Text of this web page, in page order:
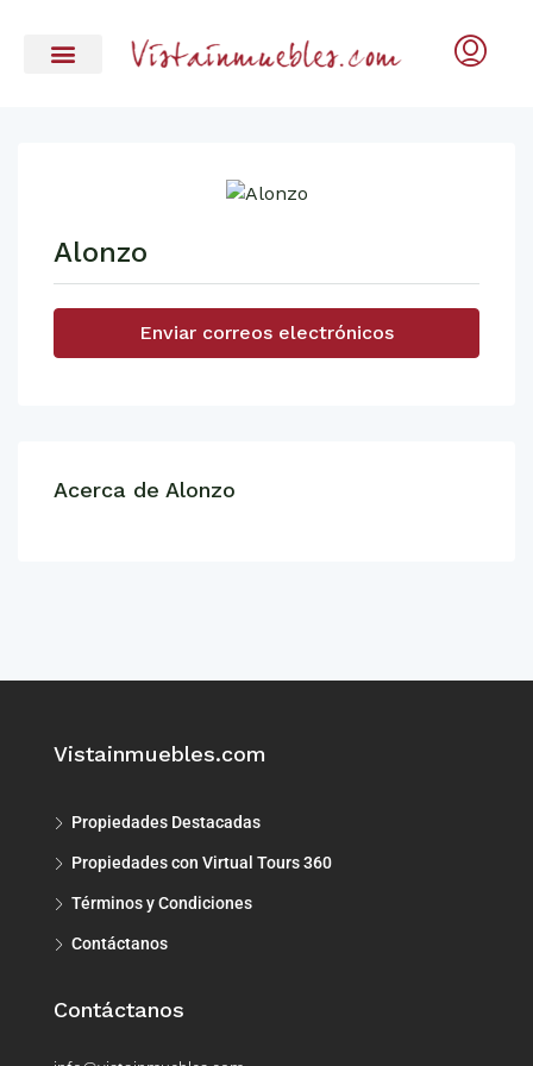
Alonzo
Enviar correos electrónicos
Acerca de Alonzo
Vistainmuebles.com
Propiedades Destacadas
Propiedades con Virtual Tours 360
Términos y Condiciones
Contáctanos
Contáctanos